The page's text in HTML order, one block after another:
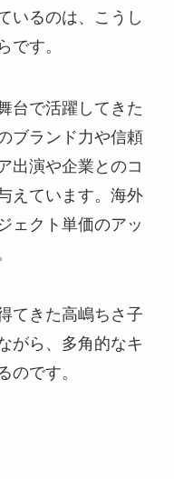
いるのは、こうし
です。
台で活躍してきた
ブランド力や信頼
出演や企業とのコ
えています。海外
ェクト単価のアッ
てきた高嶋ちさ子
がら、多角的なキ
のです。